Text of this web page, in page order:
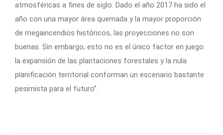
atmosféricas a fines de siglo. Dado el año 2017 ha sido el
año con una mayor área quemada y la mayor proporción
de megaincendios históricos, las proyecciones no son
buenas. Sin embargo, esto no es el único factor en juego:
la expansión de las plantaciones forestales y la nula
planificación territorial conforman un escenario bastante
pesimista para el futuro”.